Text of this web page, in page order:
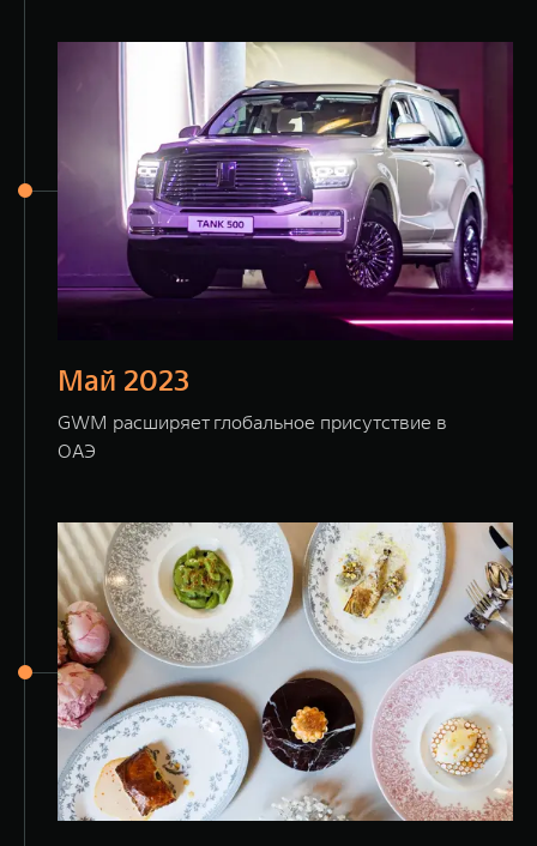
Май 2023
GWM расширяет глобальное присутствие в
ОАЭ